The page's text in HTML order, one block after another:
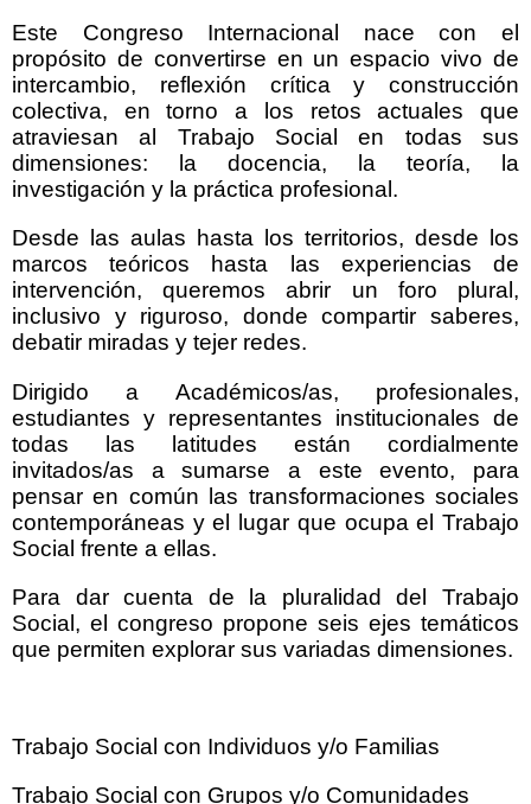
Este Congreso Internacional nace con el
propósito de convertirse en un espacio vivo de
intercambio, reflexión crítica y construcción
colectiva, en torno a los retos actuales que
atraviesan al Trabajo Social en todas sus
dimensiones: la docencia, la teoría, la
investigación y la práctica profesional.
Desde las aulas hasta los territorios, desde los
marcos teóricos hasta las experiencias de
intervención, queremos abrir un foro plural,
inclusivo y riguroso, donde compartir saberes,
debatir miradas y tejer redes.
Dirigido a Académicos/as, profesionales,
estudiantes y representantes institucionales de
todas las latitudes están cordialmente
invitados/as a sumarse a este evento, para
pensar en común las transformaciones sociales
contemporáneas y el lugar que ocupa el Trabajo
Social frente a ellas.
Para dar cuenta de la pluralidad del Trabajo
Social, el congreso propone seis ejes temáticos
que permiten explorar sus variadas dimensiones.
Trabajo Social con Individuos y/o Familias
Trabajo Social con Grupos y/o Comunidades